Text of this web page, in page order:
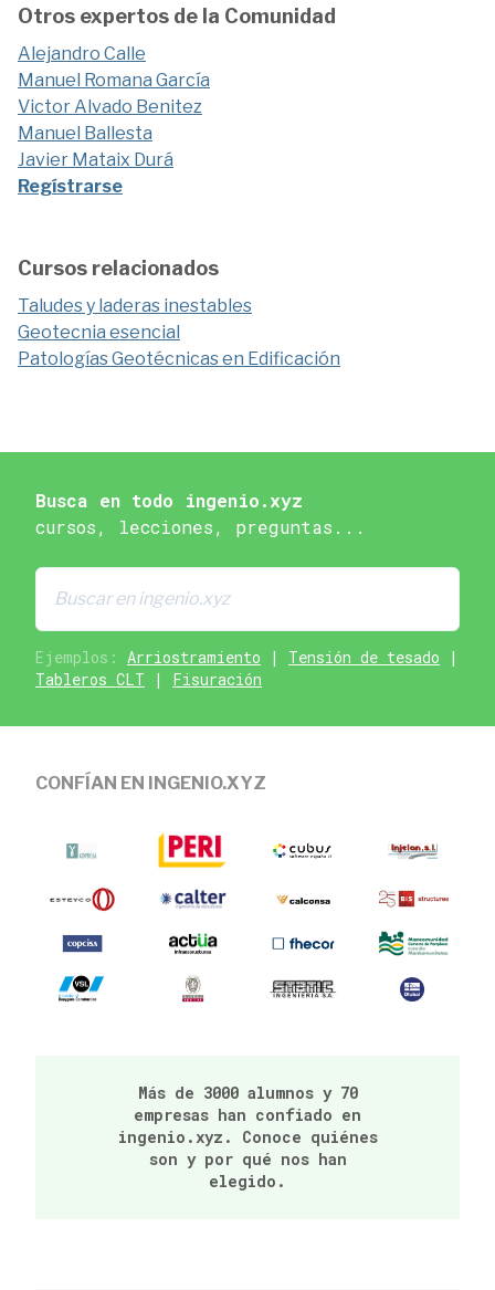
Otros expertos de la Comunidad
Alejandro Calle
Manuel Romana García
Victor Alvado Benitez
Manuel Ballesta
Javier Mataix Durá
Regístrarse
Cursos relacionados
Taludes y laderas inestables
Geotecnia esencial
Patologías Geotécnicas en Edificación
Busca en todo ingenio.xyz
cursos, lecciones, preguntas...
Ejemplos: Arriostramiento | Tensión de tesado |
Tableros CLT | Fisuración
CONFÍAN EN INGENIO.XYZ
Más de 3000 alumnos y 70
empresas han confiado en
ingenio.xyz. Conoce quiénes
son y por qué nos han
elegido.